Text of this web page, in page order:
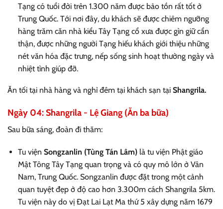
Tạng có tuổi đời trên 1.300 năm được bảo tồn rất tốt ở
Trung Quốc. Tới nơi đây, du khách sẽ được chiêm ngưỡng
hàng trăm căn nhà kiểu Tây Tạng cổ xưa được gìn giữ cẩn
thận, được những người Tạng hiếu khách giới thiệu những
nét văn hóa đặc trưng, nếp sống sinh hoạt thường ngày và
nhiệt tình giúp đỡ.
Ăn tối tại nhà hàng và nghỉ đêm tại khách sạn tại Shangrila.
Ngày 04: Shangrila - Lệ Giang (Ăn ba bữa)
Sau bữa sáng, đoàn đi thăm:
Tu viện Songzanlin (Tùng Tán Lâm)là tu viện Phật giáo
Mật Tông Tây Tạng quan trọng và có quy mô lớn ở Vân
Nam, Trung Quốc. Songzanlin được đặt trong một cảnh
quan tuyệt đẹp ở độ cao hơn 3.300m cách Shangrila 5km.
Tu viện này do vị Đạt Lai Lạt Ma thứ 5 xây dựng năm 1679